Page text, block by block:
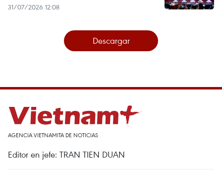
31/07/2026 12:08
Descargar
AGENCIA VIETNAMITA DE NOTICIAS
Editor en jefe: TRAN TIEN DUAN